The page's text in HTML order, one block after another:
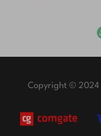
Copyright © 2024